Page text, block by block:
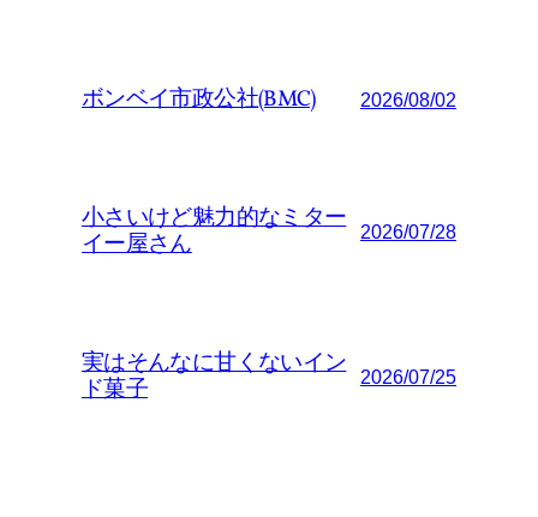
ボンベイ市政公社(BMC) 2026/08/02
小さいけど魅力的なミター
イー屋さん
2026/07/28
実はそんなに甘くないイン
ド菓子
2026/07/25